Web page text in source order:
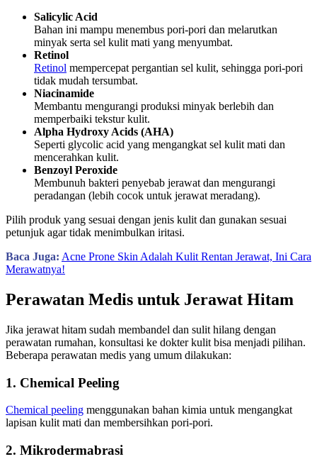
Salicylic Acid
Bahan ini mampu menembus pori-pori dan melarutkan
minyak serta sel kulit mati yang menyumbat.
Retinol
Retinol mempercepat pergantian sel kulit, sehingga pori-pori
tidak mudah tersumbat.
Niacinamide
Membantu mengurangi produksi minyak berlebih dan
memperbaiki tekstur kulit.
Alpha Hydroxy Acids (AHA)
Seperti glycolic acid yang mengangkat sel kulit mati dan
mencerahkan kulit.
Benzoyl Peroxide
Membunuh bakteri penyebab jerawat dan mengurangi
peradangan (lebih cocok untuk jerawat meradang).
Pilih produk yang sesuai dengan jenis kulit dan gunakan sesuai
petunjuk agar tidak menimbulkan iritasi.
Baca Juga: Acne Prone Skin Adalah Kulit Rentan Jerawat, Ini Cara
Merawatnya!
Perawatan Medis untuk Jerawat Hitam
Jika jerawat hitam sudah membandel dan sulit hilang dengan
perawatan rumahan, konsultasi ke dokter kulit bisa menjadi pilihan.
Beberapa perawatan medis yang umum dilakukan:
1. Chemical Peeling
Chemical peeling menggunakan bahan kimia untuk mengangkat
lapisan kulit mati dan membersihkan pori-pori.
2. Mikrodermabrasi